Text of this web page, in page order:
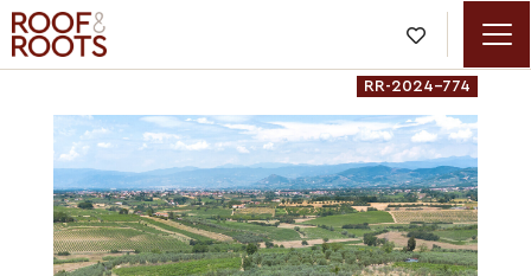

RR-2024-774